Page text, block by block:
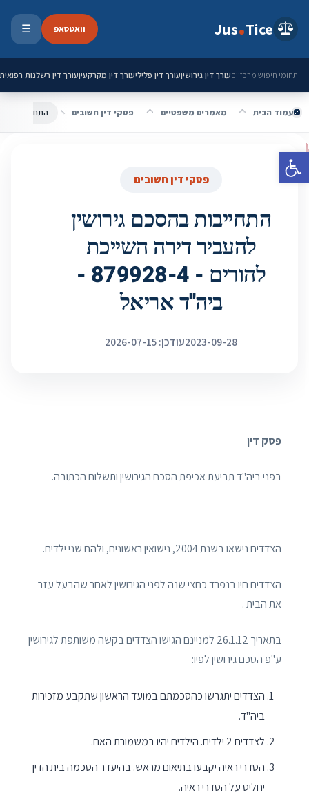
פתח סרגל נגישות
Jus Tice וואטסאפ ☰
תחומי חיפוש מרכזייםעורך דין גירושיןעורך דין פליליעורך דין מקרקעיןעורך דין רשלנות רפואית
עמוד הבית מאמרים משפטיים פסקי דין חשובים
פסקי דין חשובים
התחייבות בהסכם גירושין
להעביר דירה השייכת
להורים - 879928-4 -
ביה''ד אריאל‎
2023-09-28עודכן: 2026-07-15
פסק דין
בפני ביה"ד תביעת אכיפת הסכם הגירושין ותשלום הכתובה.
הצדדים נישאו בשנת 2004, נישואין ראשונים, ולהם שני ילדים.
הצדדים חיו בנפרד כחצי שנה לפני הגירושין לאחר שהבעל עזב
את הבית .
בתאריך 26.1.12 למניינם הגישו הצדדים בקשה משותפת לגירושין
ע"פ הסכם גירושין לפיו:
הצדדים יתגרשו כהסכמתם במועד הראשון שתקבע מזכירות
ביה"ד.
לצדדים 2 ילדים. הילדים יהיו במשמורת האם.
הסדרי ראיה יקבעו בתיאום מראש. בהיעדר הסכמה בית הדין
יחליט על הסדרי ראיה.